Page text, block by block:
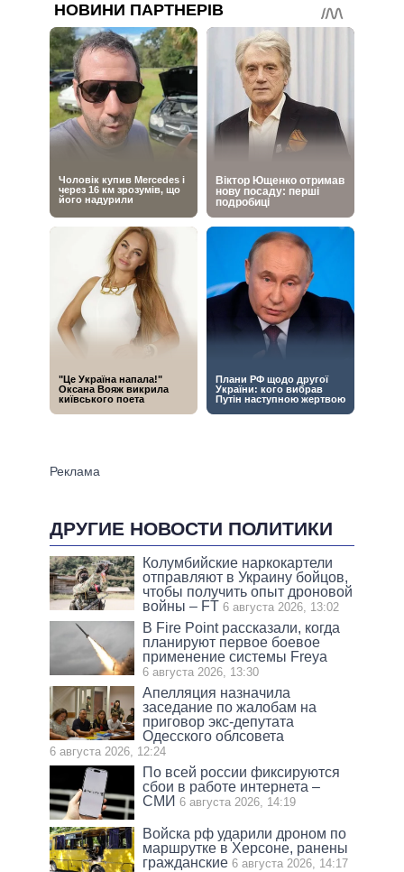
ДРУГИЕ НОВОСТИ ПОЛИТИКИ
Колумбийские наркокартели
отправляют в Украину бойцов,
чтобы получить опыт дроновой
войны – FT 6 августа 2026, 13:02
В Fire Point рассказали, когда
планируют первое боевое
применение системы Freya
6 августа 2026, 13:30
Апелляция назначила
заседание по жалобам на
приговор экс-депутата
Одесского облсовета
6 августа 2026, 12:24
По всей россии фиксируются
сбои в работе интернета –
СМИ 6 августа 2026, 14:19
Войска рф ударили дроном по
маршрутке в Херсоне, ранены
гражданские 6 августа 2026, 14:17